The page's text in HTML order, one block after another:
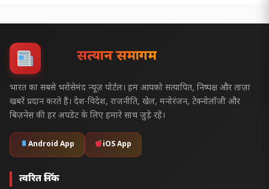
सत्यज्ञान समागम
भारत का सबसे भरोसेमंद न्यूज़ पोर्टल। हम आपको सत्यापित, निष्पक्ष और ताज़ा
खबरें प्रदान करते हैं। देश-विदेश, राजनीति, खेल, मनोरंजन, टेक्नोलॉजी और
बिज़नेस की हर अपडेट के लिए हमारे साथ जुड़े रहें।
Android App iOS App
त्वरित लिंक